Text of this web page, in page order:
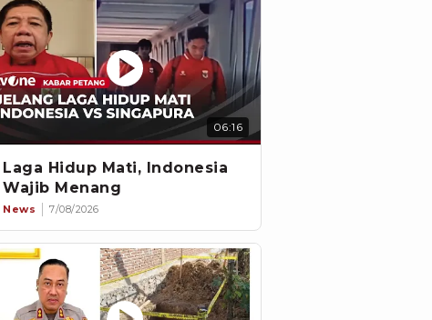
06:16
Laga Hidup Mati, Indonesia
Wajib Menang
News 7/08/2026